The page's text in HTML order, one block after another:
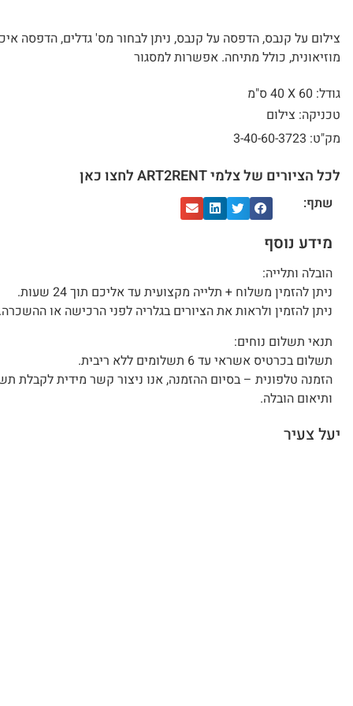
צילום על קנבס, הדפסה על קנבס, ניתן לבחור מס' גדלים, הדפסה
מוזיאונית, כולל מתיחה. אפשרות למסגור
גודל: 60 X
40 ס"מ
טכניקה: צילום
מק"ט: 3-40-60-3723
לכל הציורים של צלמי ART2RENT לחצו כאן
שתף:
מידע נוסף
הובלה ותלייה:
ניתן להזמין משלוח + תלייה מקצועית עד אליכם תוך 24 שעות.
ניתן להזמין ולראות את הציורים בגלריה לפני הרכישה או
תנאי תשלום נוחים:
תשלום בכרטיס אשראי עד 6 תשלומים ללא ריבית.
הזמנה טלפונית – בסיום ההזמנה, אנו ניצור קשר מידית לקבלת
ותיאום הובלה.
יעל צעיר